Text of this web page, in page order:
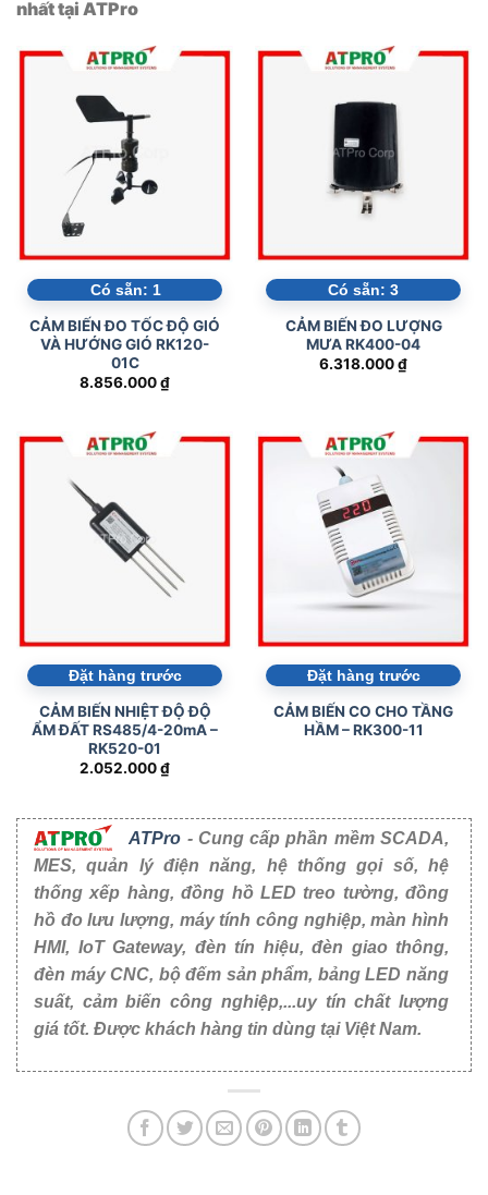
nhất tại ATPro
Có sẵn: 1
CẢM BIẾN ĐO TỐC ĐỘ GIÓ
VÀ HƯỚNG GIÓ RK120-
01C
8.856.000₫
Có sẵn: 3
CẢM BIẾN ĐO LƯỢNG
MƯA RK400-04
6.318.000₫
Đặt hàng trước
CẢM BIẾN NHIỆT ĐỘ ĐỘ
ẨM ĐẤT RS485/4-20mA –
RK520-01
2.052.000₫
Đặt hàng trước
CẢM BIẾN CO CHO TẦNG
HẦM – RK300-11
ATPro - Cung cấp phần mềm SCADA,
MES, quản lý điện năng, hệ thống gọi số, hệ
thống xếp hàng, đồng hồ LED treo tường, đồng
hồ đo lưu lượng, máy tính công nghiệp, màn hình
HMI, IoT Gateway, đèn tín hiệu, đèn giao thông,
đèn máy CNC, bộ đếm sản phẩm, bảng LED năng
suất, cảm biến công nghiệp,...uy tín chất lượng
giá tốt. Được khách hàng tin dùng tại Việt Nam.